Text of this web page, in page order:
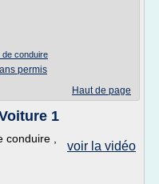
de conduire
permis
Haut de page
1
voir la vidéo
,